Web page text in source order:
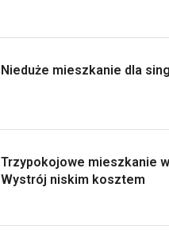
Nieduże mieszkanie dla
Trzypokojowe mieszkanie
Wystrój niskim kosztem